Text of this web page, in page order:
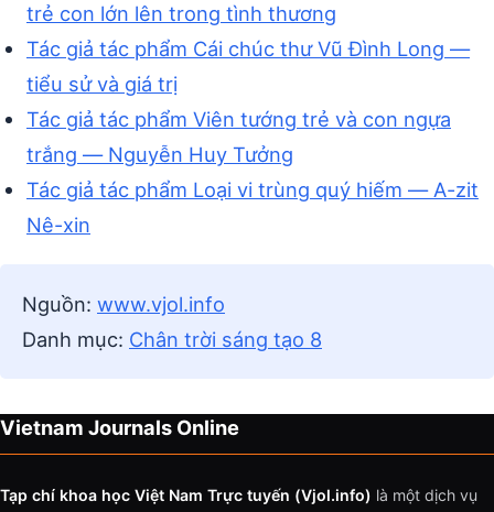
trẻ con lớn lên trong tình thương
Tác giả tác phẩm Cái chúc thư Vũ Đình Long —
tiểu sử và giá trị
Tác giả tác phẩm Viên tướng trẻ và con ngựa
trắng — Nguyễn Huy Tưởng
Tác giả tác phẩm Loại vi trùng quý hiếm — A-zit
Nê-xin
Nguồn: www.vjol.info
Danh mục: Chân trời sáng tạo 8
Vietnam Journals Online
Tạp chí khoa học Việt Nam Trực tuyến (Vjol.info) là một dịch vụ